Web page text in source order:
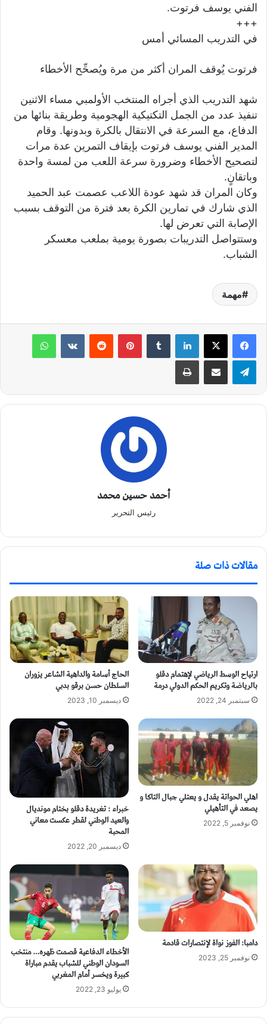
الفني يوسف فرتوت.
+++
في التدريب المسائي أمس
فرتوت يُوقف المران أكثر من مرة ويُصحِّح الأخطاء
شهد التدريب الذي أجراه المنتخب الأولمبي مساء الاثنين
تنفيذ عدد من الجمل التكتيكية الهجومية وطريقة بنائها من
الدفاع، مع السرعة في الانتقال بالكرة وبدونها. وقام
المدير الفني يوسف فرتوت بإيقاف التمرين عدة مرات
لتصحيح الأخطاء وضرورة سرعة اللعب من لمسة واحدة
وباتقانٍ.
وكان المران قد شهد عودة اللاعب عصمت عبد الحميد
الذي شارك في تمارين الكرة بعد فترة من التوقف بسبب
الإصابة التي تعرض لها.
وستتواصل التدريبات بصورة يومية بملعب معسكر
الشباب.
مهمة
لينكدإن بينتيريست
أحمد حسين محمد
رئيس التحرير
مقالات ذات صلة
ارتياح الوسط الرياضي لإهتمام دقلو
بالرياضة وتكريم الحكم الدولي درمة
سبتمبر 24, 2022
الحاج أسامة والداهية الشاعر يزوران
السلطان حسن برقو بدبي
ديسمبر 10, 2023
اهلي الحواتة يقدل و يعتلي جبال التاكا و
يصعد في التأهيلي
نوفمبر 5, 2022
خبراء : تغريدة دقلو بختام مونديال
والعيد الوطني لقطر عكست معاني
المحبة
ديسمبر 20, 2022
دامبا: الفوز نواة لإنتصارات قادمة
نوفمبر 25, 2023 الأخطاء الدفاعية قصمت ظهره… منتخب
السودان الوطني للشباب يقدم مباراة
كبيرة ويخسر أمام المغربي
يوليو 23, 2022